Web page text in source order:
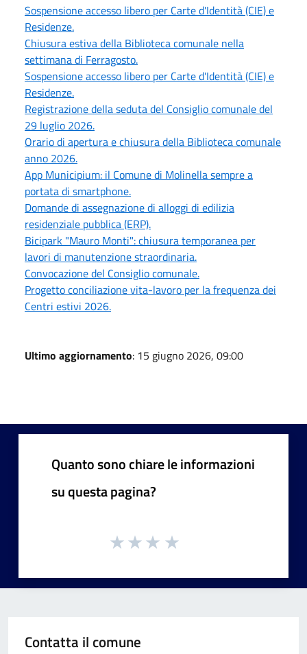
Sospensione accesso libero per Carte d'Identità (CIE) e
Residenze.
Chiusura estiva della Biblioteca comunale nella
settimana di Ferragosto.
Sospensione accesso libero per Carte d'Identità (CIE) e
Residenze.
Registrazione della seduta del Consiglio comunale del
29 luglio 2026.
Orario di apertura e chiusura della Biblioteca comunale
anno 2026.
App Municipium: il Comune di Molinella sempre a
portata di smartphone.
Domande di assegnazione di alloggi di edilizia
residenziale pubblica (ERP).
Bicipark "Mauro Monti": chiusura temporanea per
lavori di manutenzione straordinaria.
Convocazione del Consiglio comunale.
Progetto conciliazione vita-lavoro per la frequenza dei
Centri estivi 2026.
Ultimo aggiornamento: 15 giugno 2026, 09:00
Quanto sono chiare le informazioni
su questa pagina?
Contatta il comune